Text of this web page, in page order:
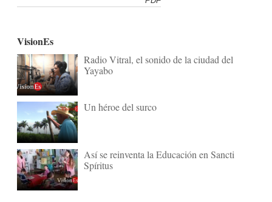
VisionEs
Radio Vitral, el sonido de la ciudad del
Yayabo
Un héroe del surco
Así se reinventa la Educación en Sancti
Spíritus